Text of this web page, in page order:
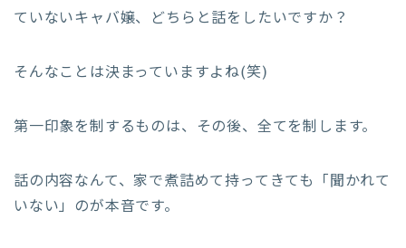
ていないキャバ嬢、どちらと話をしたいですか？
そんなことは決まっていますよね(笑)
第一印象を制するものは、その後、全てを制します。
話の内容なんて、家で煮詰めて持ってきても「聞かれて
いない」のが本音です。